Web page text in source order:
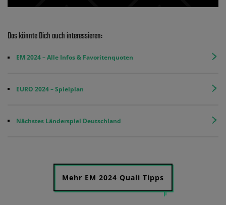
Das könnte Dich auch interessieren:
EM 2024 – Alle Infos & Favoritenquoten
EURO 2024 – Spielplan
Nächstes Länderspiel Deutschland
Mehr EM 2024 Quali Tipps